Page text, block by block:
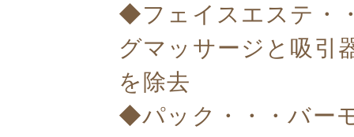
◆フェイスエステ・
グマッサージと吸引
を除去
◆パック・・・バー